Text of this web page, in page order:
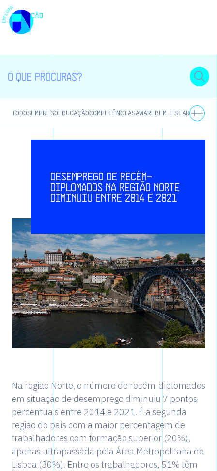
TODOSEMPREGOEDUCAÇÃOCOMPETÊNCIASAWAREBEM-ESTAR E
Desemprego de recém-
diplomados na Região Norte
diminuiu entre 2014 e 2021
Na região Norte, o número de recém-diplomados
em situação de desemprego diminuiu 7 pontos
percentuais entre 2014 e 2021. É a segunda
região do país com a maior percentagem de
trabalhadores com formação superior (20%),
apenas ultrapassada pela Área Metropolitana de
Lisboa (30%). Entre os trabalhadores, 51% têm